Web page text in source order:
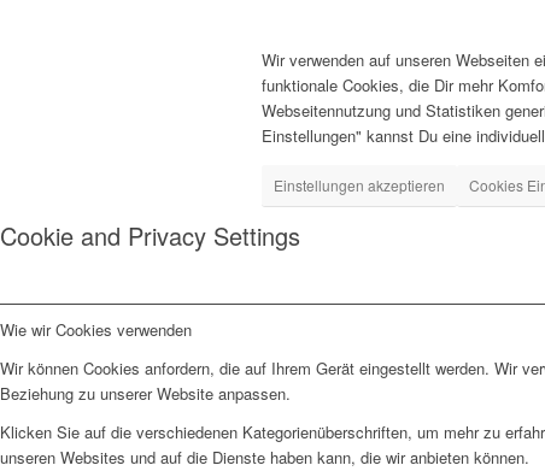
Wir verwenden auf unseren Webseiten
funktionale Cookies, die Dir mehr
Webseitennutzung und Statistiken
Einstellungen" kannst Du eine
Einstellungen akzeptieren Cookies
Cookie and Privacy Settings
Wie wir Cookies verwenden
Wir können Cookies anfordern, die auf Ihrem Gerät eingestellt werden. Wir
Beziehung zu unserer Website anpassen.
Klicken Sie auf die verschiedenen Kategorienüberschriften, um mehr zu
unseren Websites und auf die Dienste haben kann, die wir anbieten können.